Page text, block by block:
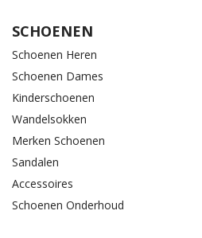
SCHOENEN
Schoenen Heren
Schoenen Dames
Kinderschoenen
Wandelsokken
Merken Schoenen
Sandalen
Accessoires
Schoenen Onderhoud